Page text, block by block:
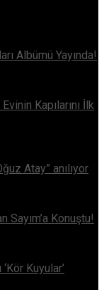
Albümü Yayında!
Kapılarını İlk
Atay” anılıyor
Sayım’a Konuştu!
Kuyular’